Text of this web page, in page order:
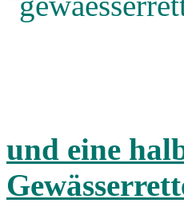
und eine